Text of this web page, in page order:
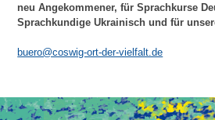
neu Angekommener, für Sprachkurse
Sprachkundige Ukrainisch und für
buero@coswig-ort-der-vielfalt.de